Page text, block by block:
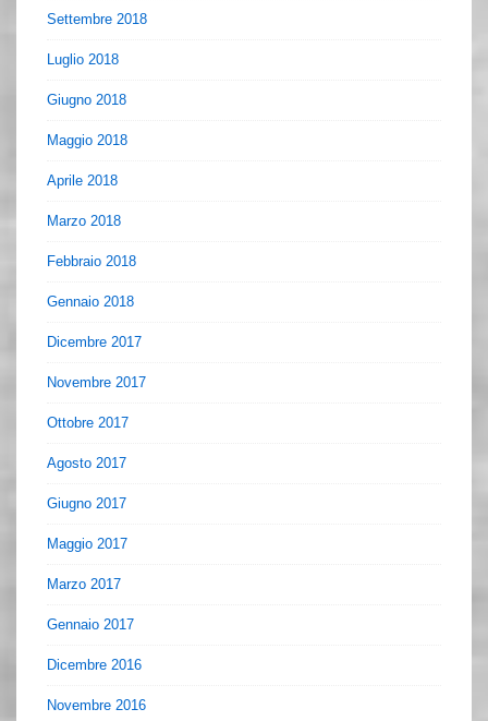
Settembre 2018
Luglio 2018
Giugno 2018
Maggio 2018
Aprile 2018
Marzo 2018
Febbraio 2018
Gennaio 2018
Dicembre 2017
Novembre 2017
Ottobre 2017
Agosto 2017
Giugno 2017
Maggio 2017
Marzo 2017
Gennaio 2017
Dicembre 2016
Novembre 2016